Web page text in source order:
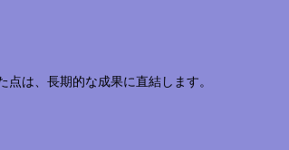
は、長期的な成果に直結します。